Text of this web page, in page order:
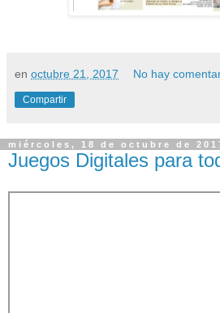
en octubre 21, 2017 No hay
Compartir
miércoles, 18 de octubre de
Juegos Digitales para